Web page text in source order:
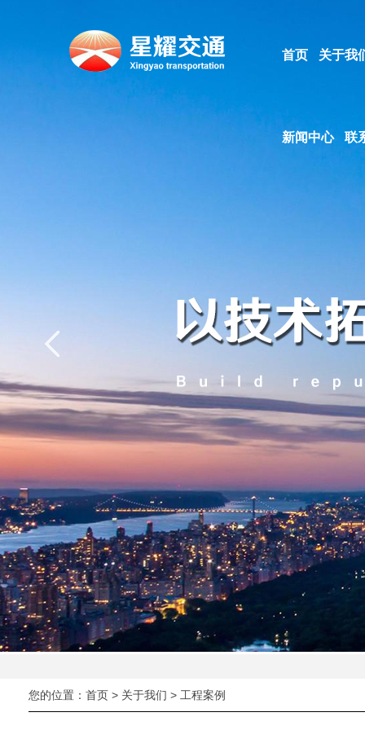
您的位置： 首页 > 关于我们 > 工程案例